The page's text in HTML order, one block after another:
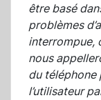
être basé
problèmes
interrompue,
nous
du téléphone
l’utilisateur